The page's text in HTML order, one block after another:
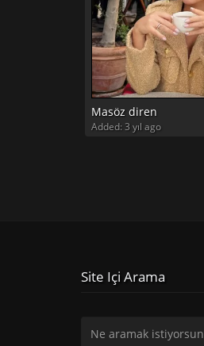
Masöz diren
Added: 3 yıl ago
Site Içi Arama